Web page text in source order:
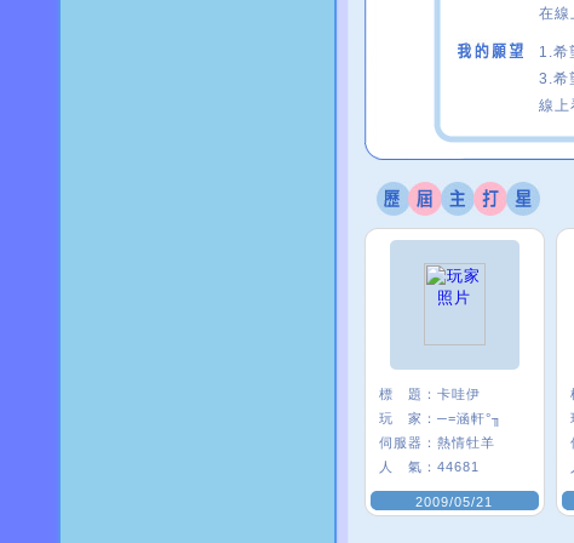
在線
1.希
3.希
線上
標 題： 卡哇伊
玩 家： ─=涵軒°╖
伺服器： 熱情牡羊
人 氣： 44681
2009/05/21